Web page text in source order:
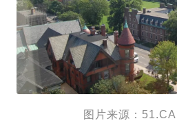
图片来源：